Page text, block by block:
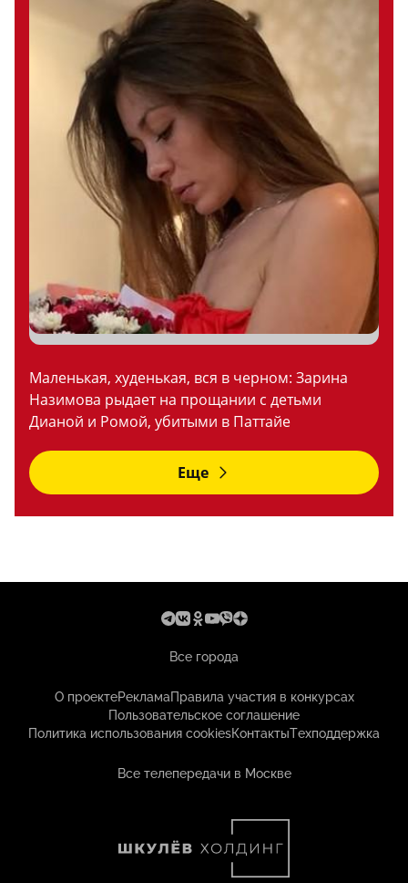
Маленькая, худенькая, вся в черном: Зарина
Назимова рыдает на прощании с детьми
Дианой и Ромой, убитыми в Паттайе
Еще
Все города
О проектеРекламаПравила участия в конкурсах
Пользовательское соглашение
Политика использования cookiesКонтактыТехподдержка
Все телепередачи в Москве